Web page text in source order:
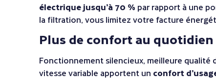
électrique jusqu’à 70 % par rapport à une
la filtration, vous limitez votre facture
Plus de confort au quotidien
Fonctionnement silencieux, meilleure qualité
vitesse variable apportent un confort